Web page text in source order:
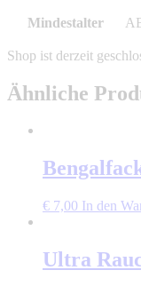
Mindestalter
Ähnliche
€ 7,00 In den
Ultra